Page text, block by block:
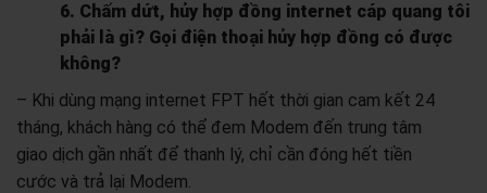
6. Chấm dứt, hủy hợp đồng internet cáp quang tôi
phải là gì? Gọi điện thoại hủy hợp đồng có được
không?
– Khi dùng mạng internet FPT hết thời gian cam kết 24
tháng, khách hàng có thể đem Modem đến trung tâm
giao dịch gần nhất để thanh lý, chỉ cần đóng hết tiền
cước và trả lại Modem.